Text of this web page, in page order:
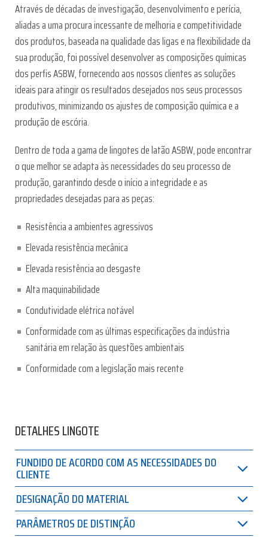
Através de décadas de investigação, desenvolvimento e perícia,
aliadas a uma procura incessante de melhoria e competitividade
dos produtos, baseada na qualidade das ligas e na flexibilidade da
sua produção, foi possível desenvolver as composições químicas
dos perfis ASBW, fornecendo aos nossos clientes as soluções
ideais para atingir os resultados desejados nos seus processos
produtivos, minimizando os ajustes de composição química e a
produção de escória.
Dentro de toda a gama de lingotes de latão ASBW, pode encontrar
o que melhor se adapta às necessidades do seu processo de
produção, garantindo desde o início a integridade e as
propriedades desejadas para as peças:
Resistência a ambientes agressivos
Elevada resistência mecânica
Elevada resistência ao desgaste
Alta maquinabilidade
Condutividade elétrica notável
Conformidade com as últimas especificações da indústria
sanitária em relação às questões ambientais
Conformidade com a legislação mais recente
DETALHES LINGOTE
FUNDIDO DE ACORDO COM AS NECESSIDADES DO
CLIENTE
DESIGNAÇÃO DO MATERIAL
PARÂMETROS DE DISTINÇÃO